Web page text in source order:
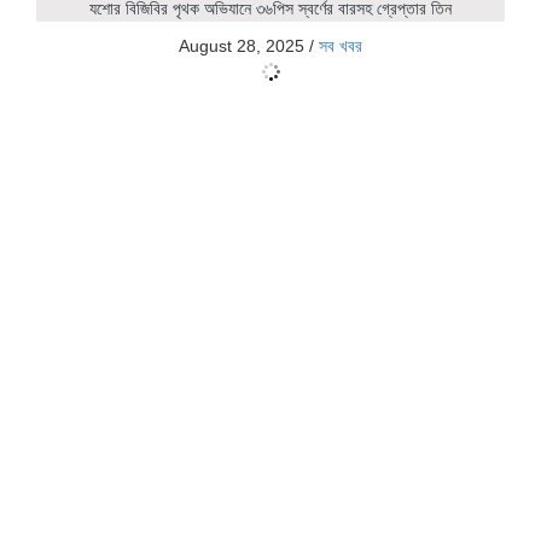
যশোর বিজিবির পৃথক অভিযানে ৩৬পিস স্বর্ণের বারসহ গ্রেপ্তার তিন
August 28, 2025 / সব খবর